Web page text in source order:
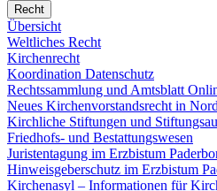
Recht
Übersicht
Weltliches Recht
Kirchenrecht
Koordination Datenschutz
Rechtssammlung und Amtsblatt
Neues Kirchenvorstandsrecht in
Kirchliche Stiftungen und
Friedhofs- und Bestattungswesen
Juristentagung im Erzbistum
Hinweisgeberschutz im Erzbistum
Kirchenasyl – Informationen für